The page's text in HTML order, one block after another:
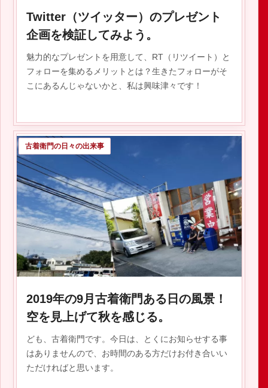
Twitter（ツイッター）のプレゼント
企画を検証してみよう。
魅力的なプレゼントを用意して、RT（リツイート）と
フォローを集めるメリットとは？生きたフォローがそ
こにあるんじゃないかと、私は興味津々です！
古着衛門の日々の出来事
2019年の9月古着衛門ある日の風景！
空を見上げて秋を感じる。
ども、古着衛門です。今日は、とくにお知らせする事
はありませんので、お時間のある方だけお付き合いい
ただければと思います。